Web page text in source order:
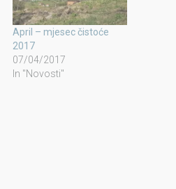
April – mjesec čistoće
2017
07/04/2017
In "Novosti"